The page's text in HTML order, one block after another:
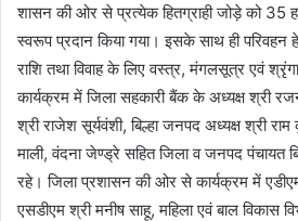
शासन की ओर से प्रत्येक हितग्राही जोड़े को 35
स्वरूप प्रदान किया गया। इसके साथ ही परिवहन
राशि तथा विवाह के लिए वस्त्र, मंगलसूत्र एवं
कार्यक्रम में जिला सहकारी बैंक के अध्यक्ष श्री
श्री राजेश सूर्यवंशी, बिल्हा जनपद अध्यक्ष श्री
माली, वंदना जेण्ड्रे सहित जिला व जनपद पंचायत
रहे। जिला प्रशासन की ओर से कार्यक्रम में
एसडीएम श्री मनीष साहू, महिला एवं बाल विकास